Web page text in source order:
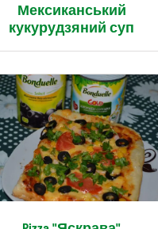
Мексиканський
кукурудзяний суп